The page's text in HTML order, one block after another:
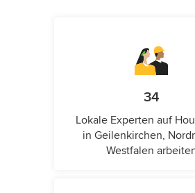
34
Lokale Experten auf
in Geilenkirchen,
Westfalen